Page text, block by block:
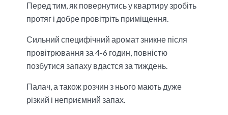
Перед тим, як повернутись у квартиру зробіть
протяг і добре провітріть приміщення.
Сильний специфічний аромат зникне після
провітрювання за 4-6 годин, повністю
позбутися запаху вдастся за тиждень.
Палач, а також розчин з нього мають дуже
різкий і неприємний запах.